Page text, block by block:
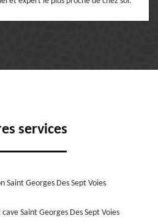
services
Saint Georges Des Sept Voies
Saint Georges Des Sept Voies